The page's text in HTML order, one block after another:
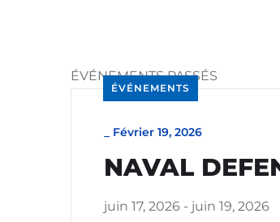
ÉVÉNEMENTS PASSÉS
ÉVÉNEMENTS
Février 19, 2026
NAVAL
juin 17, 2026 - juin 19, 2026